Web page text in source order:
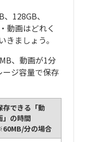
128GB、
動画はどれく
ましょう。
、動画が1分
ージ容量で保存
存できる「動
」の時間
分の場合